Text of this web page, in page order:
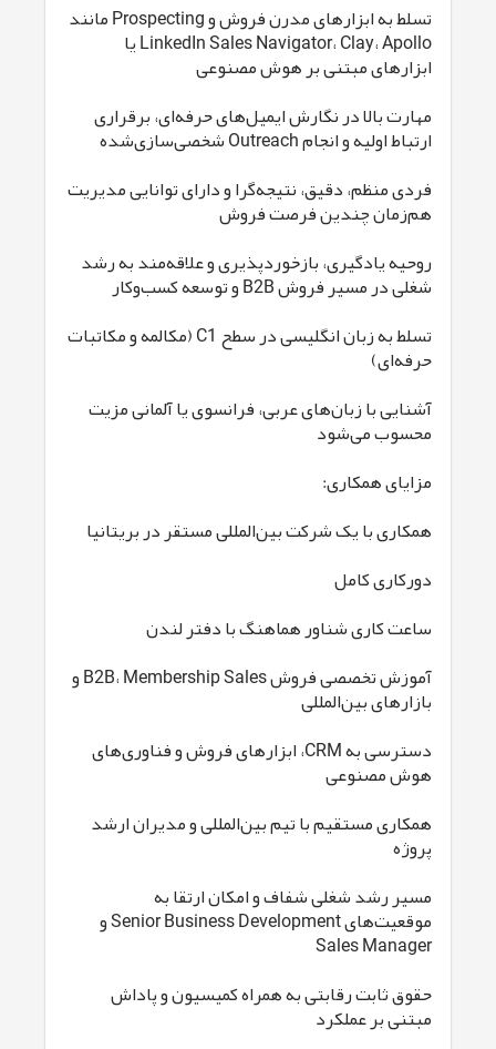
تسلط به ابزارهای مدرن فروش و Prospecting مانند
LinkedIn Sales Navigator، Clay، Apollo یا
ابزارهای مبتنی بر هوش مصنوعی
مهارت بالا در نگارش ایمیل‌های حرفه‌ای، برقراری
ارتباط اولیه و انجام Outreach شخصی‌سازی‌شده
فردی منظم، دقیق، نتیجه‌گرا و دارای توانایی مدیریت
هم‌زمان چندین فرصت فروش
روحیه یادگیری، بازخوردپذیری و علاقه‌مند به رشد
شغلی در مسیر فروش B2B و توسعه کسب‌وکار
تسلط به زبان انگلیسی در سطح C1 (مکالمه و مکاتبات
حرفه‌ای)
آشنایی با زبان‌های عربی، فرانسوی یا آلمانی مزیت
محسوب می‌شود
مزایای همکاری:
همکاری با یک شرکت بین‌المللی مستقر در بریتانیا
دورکاری کامل
ساعت کاری شناور هماهنگ با دفتر لندن
آموزش تخصصی فروش B2B، Membership Sales و
بازارهای بین‌المللی
دسترسی به CRM، ابزارهای فروش و فناوری‌های
هوش مصنوعی
همکاری مستقیم با تیم بین‌المللی و مدیران ارشد
پروژه
مسیر رشد شغلی شفاف و امکان ارتقا به
موقعیت‌های Senior Business Development و
Sales Manager
حقوق ثابت رقابتی به همراه کمیسیون و پاداش
مبتنی بر عملکرد